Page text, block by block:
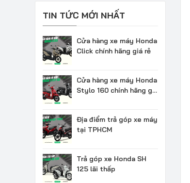
TIN TỨC MỚI NHẤT
Cửa hàng xe máy Honda
Click chính hãng giá rẻ
Cửa hàng xe máy Honda
Stylo 160 chính hãng giá
Địa điểm trả góp xe máy
tại TPHCM
Trả góp xe Honda SH
125 lãi thấp